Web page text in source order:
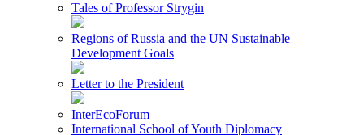
Tales of Professor Strygin
Regions of Russia and the UN Sustainable
Development Goals
Letter to the President
InterEcoForum
International School of Youth Diplomacy